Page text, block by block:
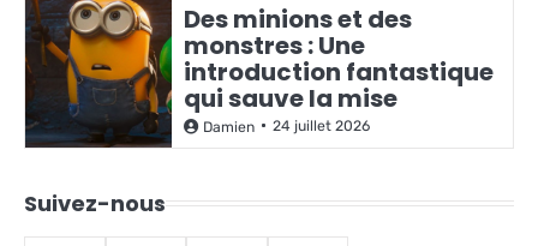
Des minions et des
monstres : Une
introduction fantastique
qui sauve la mise
Damien 24 juillet 2026
Suivez-nous